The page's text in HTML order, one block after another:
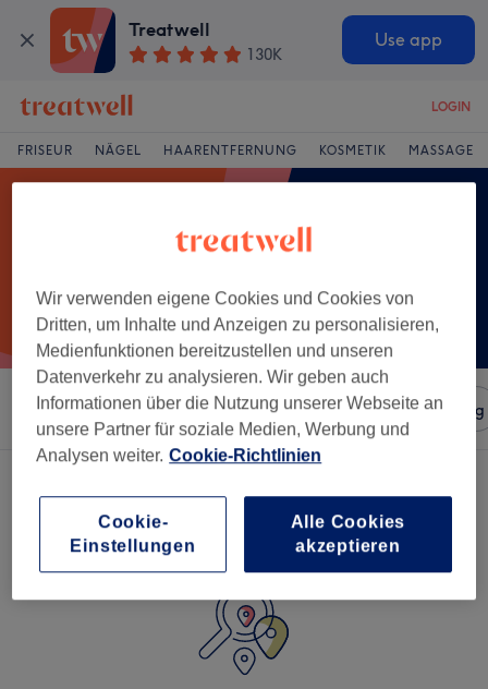
Treatwell
130K
Use app
LOGIN
FRISEUR NÄGEL HAARENTFERNUNG KOSMETIK MASSAGE
Sortieren nach Salons Expressangebote Bewertung
Wir verwenden eigene Cookies und Cookies von
Dritten, um Inhalte und Anzeigen zu personalisieren,
Medienfunktionen bereitzustellen und unseren
Datenverkehr zu analysieren. Wir geben auch
Informationen über die Nutzung unserer Webseite an
unsere Partner für soziale Medien, Werbung und
Analysen weiter. Cookie-Richtlinien
Cookie-
Einstellungen
Alle Cookies
akzeptieren